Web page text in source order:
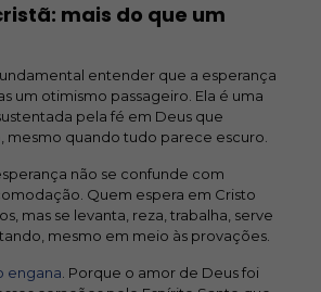
mais do que um
entender que a esperança
um otimismo passageiro. Ela é uma
sustentada pela fé em Deus que
mesmo quando tudo parece escuro.
não se confunde com
Quem espera em Cristo
mas se levanta, reza, trabalha, serve
mesmo em meio às provações.
engana . Porque o amor de Deus foi